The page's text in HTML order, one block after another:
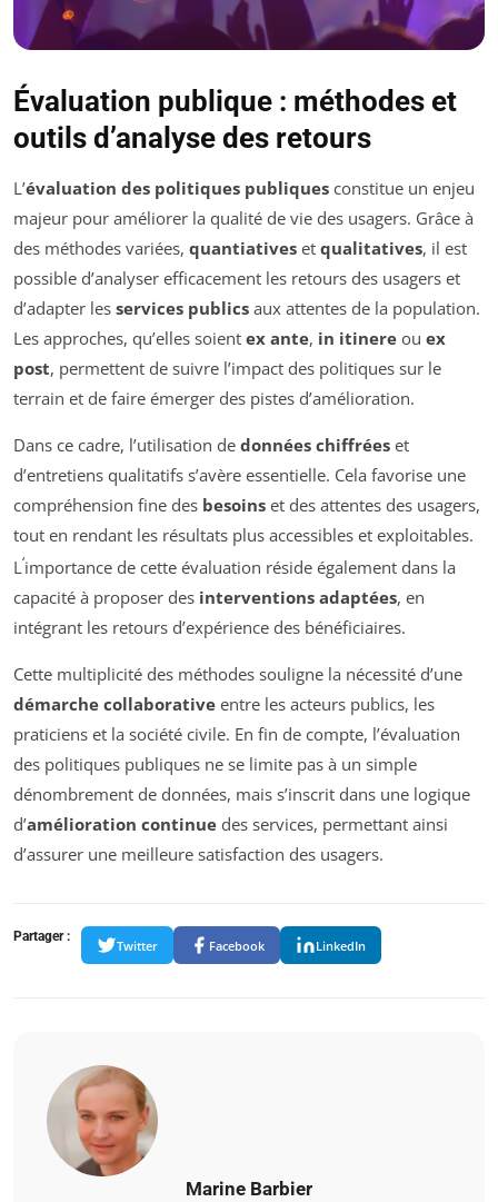
Évaluation publique : méthodes et
outils d’analyse des retours
L’évaluation des politiques publiques constitue un enjeu
majeur pour améliorer la qualité de vie des usagers. Grâce à
des méthodes variées, quantiatives et qualitatives, il est
possible d’analyser efficacement les retours des usagers et
d’adapter les services publics aux attentes de la population.
Les approches, qu’elles soient ex ante, in itinere ou ex
post, permettent de suivre l’impact des politiques sur le
terrain et de faire émerger des pistes d’amélioration.
Dans ce cadre, l’utilisation de données chiffrées et
d’entretiens qualitatifs s’avère essentielle. Cela favorise une
compréhension fine des besoins et des attentes des usagers,
tout en rendant les résultats plus accessibles et exploitables.
L‘importance de cette évaluation réside également dans la
capacité à proposer des interventions adaptées, en
intégrant les retours d’expérience des bénéficiaires.
Cette multiplicité des méthodes souligne la nécessité d’une
démarche collaborative entre les acteurs publics, les
praticiens et la société civile. En fin de compte, l’évaluation
des politiques publiques ne se limite pas à un simple
dénombrement de données, mais s’inscrit dans une logique
d’amélioration continue des services, permettant ainsi
d’assurer une meilleure satisfaction des usagers.
Partager :
Twitter Facebook LinkedIn
Marine Barbier